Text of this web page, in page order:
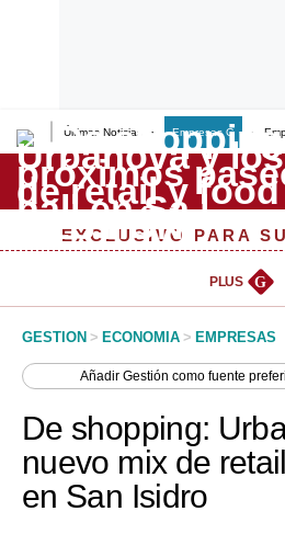
Últimas Noticias Empresas G
Lo último
Peru Quiosco
Management & Empleo
Perú
Política
EXCLUSIVO PARA
PLUS G
GESTION > ECONOMIA > EMPRESAS
AñadirGestión como fuente
De shopping:
nuevo mix de
en San Isidro